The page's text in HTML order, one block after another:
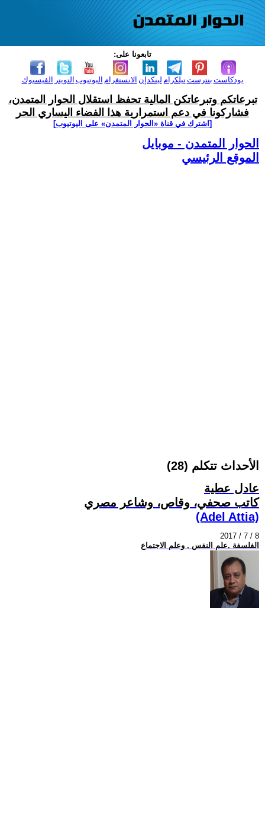
تابعونا على:
الفيسبوك التويتر اليوتيوب الانستغرام لينكدإن تيلكرامبنترست بودكاست
تبرعاتكم وتبرعاتكن المالية تحفظ استقلال الحوار المتمدن،
فشاركونا في دعم استمرارية هذا الفضاء اليساري الحر
[اشترك في قناة ‫«الحوار المتمدن» على اليوتيوب]
الحوار المتمدن - موبايل
الموقع الرئيسي
الأحداث تتكلم (28)
عادل عطية
كاتب صحفي، وقاص، وشاعر مصري
(Adel Attia)
2017 / 7 / 8
الفلسفة ,علم النفس , وعلم الاجتماع